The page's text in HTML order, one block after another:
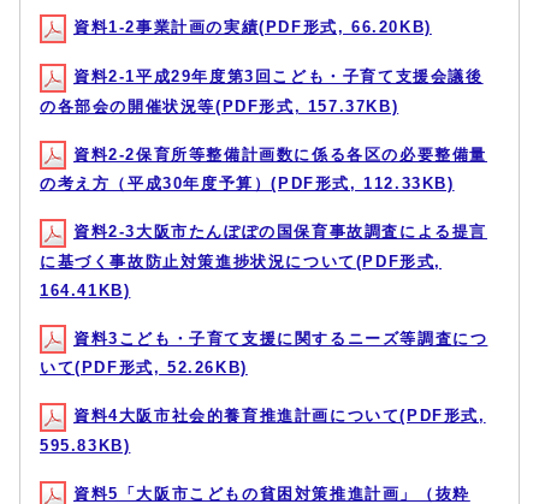
資料1-2事業計画の実績(PDF形式, 66.20KB)
資料2-1平成29年度第3回こども・子育て支援会議後
の各部会の開催状況等(PDF形式, 157.37KB)
資料2-2保育所等整備計画数に係る各区の必要整備量
の考え方（平成30年度予算）(PDF形式, 112.33KB)
資料2-3大阪市たんぽぽの国保育事故調査による提言
に基づく事故防止対策進捗状況について(PDF形式,
164.41KB)
資料3こども・子育て支援に関するニーズ等調査につ
いて(PDF形式, 52.26KB)
資料4大阪市社会的養育推進計画について(PDF形式,
595.83KB)
資料5「大阪市こどもの貧困対策推進計画」（抜粋